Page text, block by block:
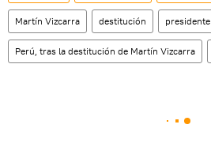
Martín Vizcarra destitución presidente
Perú, tras la destitución de Martín Vizcarra